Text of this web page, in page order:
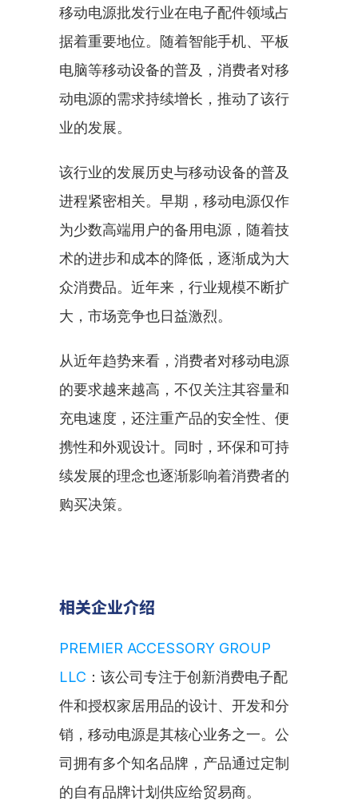
移动电源批发行业在电子配件领域占
据着重要地位。随着智能手机、平板
电脑等移动设备的普及，消费者对移
动电源的需求持续增长，推动了该行
业的发展。
该行业的发展历史与移动设备的普及
进程紧密相关。早期，移动电源仅作
为少数高端用户的备用电源，随着技
术的进步和成本的降低，逐渐成为大
众消费品。近年来，行业规模不断扩
大，市场竞争也日益激烈。
从近年趋势来看，消费者对移动电源
的要求越来越高，不仅关注其容量和
充电速度，还注重产品的安全性、便
携性和外观设计。同时，环保和可持
续发展的理念也逐渐影响着消费者的
购买决策。
相关企业介绍
PREMIER ACCESSORY GROUP
LLC ：该公司专注于创新消费电子配
件和授权家居用品的设计、开发和分
销，移动电源是其核心业务之一。公
司拥有多个知名品牌，产品通过定制
的自有品牌计划供应给贸易商。